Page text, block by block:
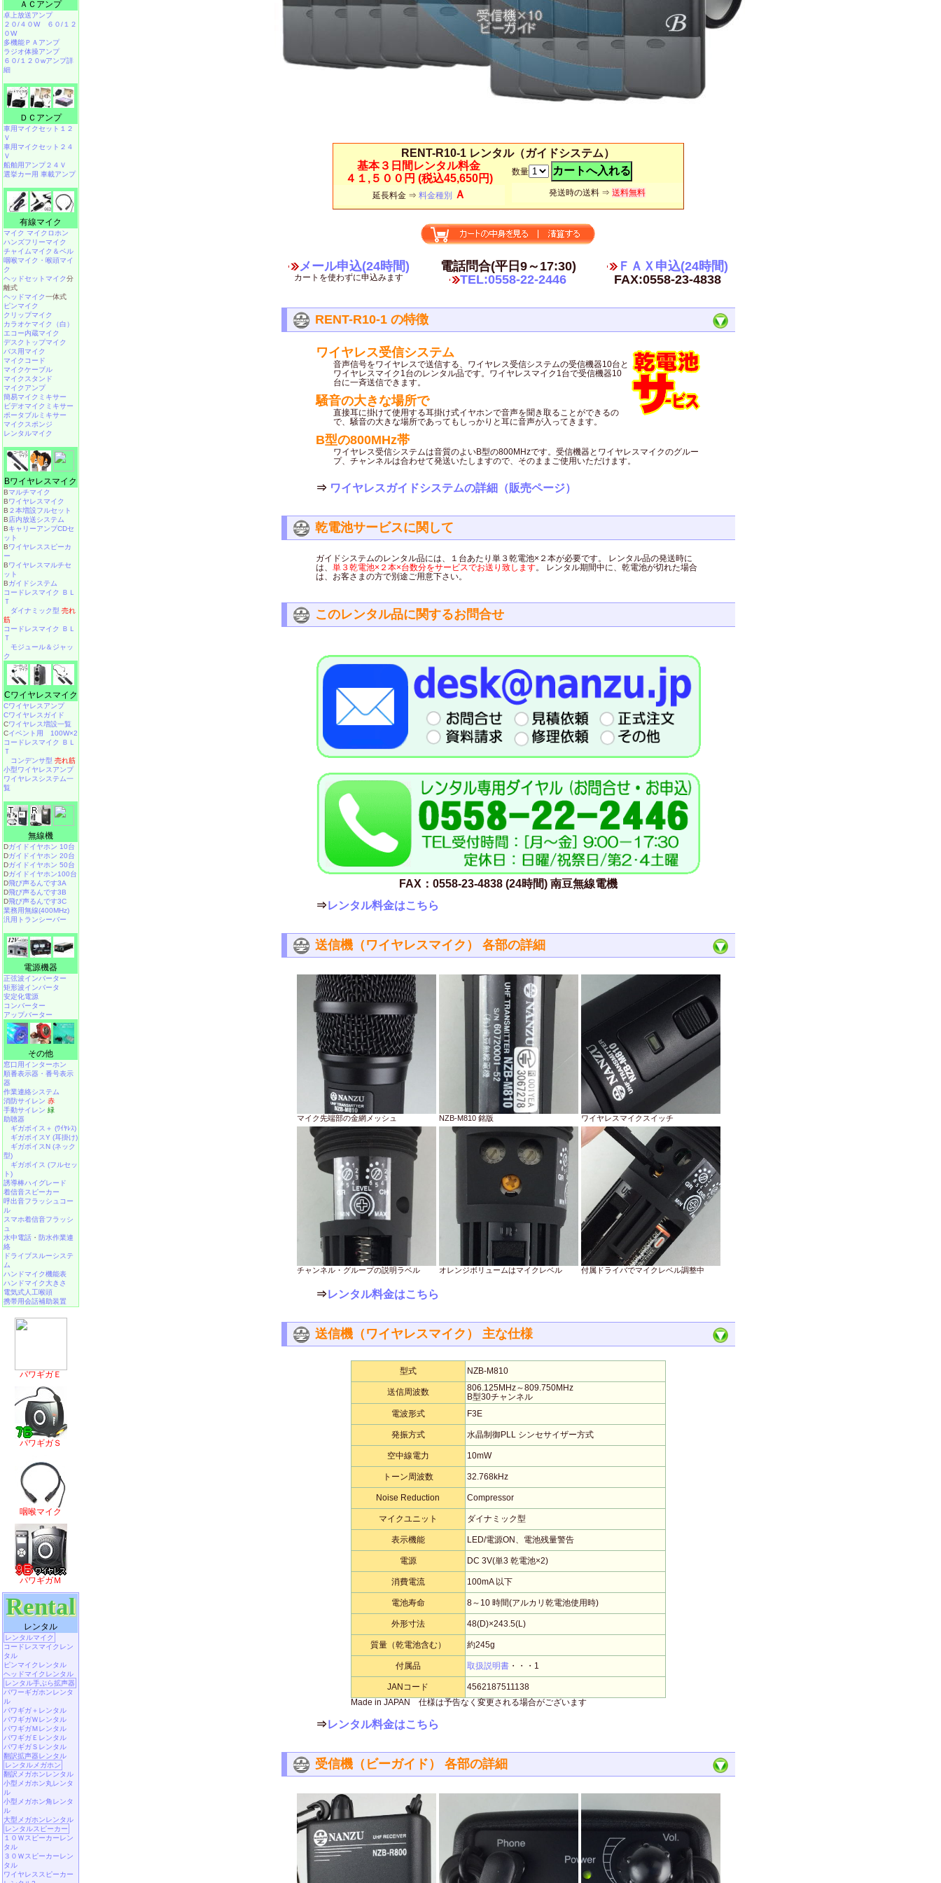
RENT-R10-1 レンタル（ガイドシステム）
基本３日間レンタル料金
４１,５００円 (税込45,650円)
延長料金 ⇒ 料金種別 Ａ
数量
発送時の送料 ⇒ 送料無料
メール申込(24時間)
カートを使わずに申込みます
ＦＡＸ申込(24時間)
FAX:0558-23-4838
電話問合(平日9～17:30)
TEL:0558-22-2446
RENT-R10-1 の特徴
ワイヤレス受信システム
音声信号をワイヤレスで送信する、ワイヤレス受信システムの受信機器10台と
ワイヤレスマイク1台のレンタル品です。ワイヤレスマイク1台で受信機器10
台に一斉送信できます。
騒音の大きな場所で
直接耳に掛けて使用する耳掛け式イヤホンで音声を聞き取ることができるの
で、騒音の大きな場所であってもしっかりと耳に音声が入ってきます。
B型の800MHz帯
ワイヤレス受信システムは音質のよいB型の800MHzです。受信機器とワイヤレスマイクのグルー
プ、チャンネルは合わせて発送いたしますので、そのままご使用いただけます。
⇒ ワイヤレスガイドシステムの詳細（販売ページ）
乾電池サービスに関して
ガイドシステムのレンタル品には、１台あたり単３乾電池×２本が必要です。 レンタル品の発送時に
は、 単３乾電池×２本×台数分をサービスでお送り致します。 レンタル期間中に、乾電池が切れた場合
は、お客さまの方で別途ご用意下さい。
このレンタル品に関するお問合せ
FAX：0558-23-4838 (24時間) 南豆無線電機
⇒レンタル料金はこちら
送信機（ワイヤレスマイク） 各部の詳細
マイク先端部の金網メッシュ NZB-M810 銘版 ワイヤレスマイクスイッチ
チャンネル・グループの説明ラベル オレンジボリュームはマイクレベル 付属ドライバでマイクレベル調整中
⇒レンタル料金はこちら
送信機（ワイヤレスマイク） 主な仕様
型式 NZB-M810
送信周波数
806.125MHz～809.750MHz
B型30チャンネル
電波形式
F3E
発振方式 水晶制御PLL シンセサイザー方式
空中線電力 10mW
トーン周波数 32.768kHz
Noise Reduction Compressor
マイクユニット ダイナミック型
表示機能 LED/電源ON、電池残量警告
電源 DC 3V(単3 乾電池×2)
消費電流 100mA 以下
電池寿命 8～10 時間(アルカリ乾電池使用時)
外形寸法 48(D)×243.5(L)
質量（乾電池含む） 約245g
付属品 取扱説明書・・・1
JANコード
4562187511138
Made in JAPAN 仕様は予告なく変更される場合がございます
⇒レンタル料金はこちら
受信機（ビーガイド） 各部の詳細
ＡＣアンプ
卓上放送アンプ
２０/４０W
６０/１２
０W
多機能ＰＡアンプ
ラジオ体操アンプ
６０/１２０wアンプ詳
細
ＤＣアンプ
車用マイクセット１２
Ｖ
車用マイクセット２４
Ｖ
船舶用アンプ２４Ｖ
選挙カー用 車載アンプ
有線マイク
マイク マイクロホン
ハンズフリーマイク
チャイムマイク＆ベル
咽喉マイク・喉頭マイ
ク
ヘッドセットマイク分
離式
ヘッドマイク一体式
ピンマイク
クリップマイク
カラオケマイク（白）
エコー内蔵マイク
デスクトップマイク
バス用マイク
マイクコード
マイクケーブル
マイクスタンド
マイクアンプ
簡易マイクミキサー
ビデオマイクミキサー
ポータブルミキサー
マイクスポンジ
レンタルマイク
Bワイヤレスマイク
Bマルチマイク
Bワイヤレスマイク
B ２本増設フルセット
B店内放送システム
BキャリーアンプCDセ
ット
Bワイヤレススピーカ
ー
Bワイヤレスマルチセ
ット
Bガイドシステム
コードレスマイク ＢＬ
Ｔ
ダイナミック型 売れ
筋
コードレスマイク ＢＬ
Ｔ
モジュール＆ジャッ
ク
Cワイヤレスマイク
Cワイヤレスアンプ
Cワイヤレスガイド
Cワイヤレス増設一覧
Cイベント用 100W×2
コードレスマイク ＢＬ
Ｔ
コンデンサ型 売れ筋
小型ワイヤレスアンプ
ワイヤレスシステム一
覧
無線機
Dガイドイヤホン 10台
Dガイドイヤホン 20台
Dガイドイヤホン 50台
Dガイドイヤホン100台
D飛び声るんです3A
D飛び声るんです3B
D飛び声るんです3C
業務用無線(400MHz)
汎用トランシーバー
電源機器
正弦波インバーター
矩形波インバータ
安定化電源
コンバーター
アップバーター
その他
窓口用インターホン
順番表示器・番号表示
器
作業連絡システム
消防サイレン 赤
手動サイレン 緑
助聴器
ギガボイス＋ (ﾜｲﾔﾚｽ)
ギガボイスY (耳掛け)
ギガボイスN (ネック
型)
ギガボイス (フルセッ
ト)
誘導棒ハイグレード
着信音スピーカー
呼出音フラッシュコー
ル
スマホ着信音フラッシ
ュ
水中電話 ・ 防水作業連
絡
ドライブスルーシステ
ム
ハンドマイク機能表
ハンドマイク大きさ
電気式人工喉頭
携帯用会話補助装置
パワギガＥ
パワギガＳ
咽喉マイク
パワギガＭ
Rental
レンタル
レンタルマイク
コードレスマイクレン
タル
ピンマイクレンタル
ヘッドマイクレンタル
レンタル手ぶら拡声器
パワーギガホンレンタ
ル
パワギガ＋レンタル
パワギガＷレンタル
パワギガＭレンタル
パワギガＥレンタル
パワギガＳレンタル
翻訳拡声器レンタル
レンタルメガホン
翻訳メガホンレンタル
小型メガホン丸レンタ
ル
小型メガホン角レンタ
ル
大型メガホンレンタル
レンタルスピーカー
１０Ｗスピーカーレン
タル
３０Ｗスピーカーレン
タル
ワイヤレススピーカー